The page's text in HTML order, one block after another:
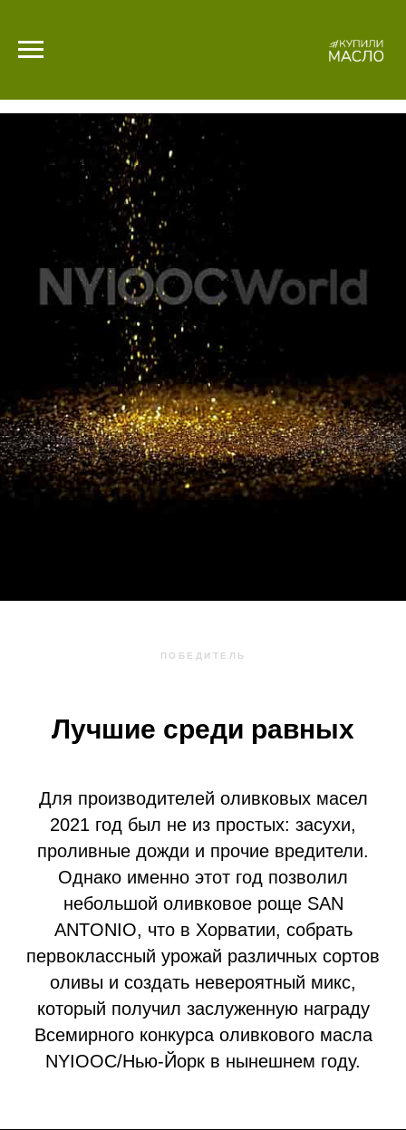
ПОБЕДИТЕЛЬ
Лучшие среди равных
Для производителей оливковых масел
2021 год был не из простых: засухи,
проливные дожди и прочие вредители.
Однако именно этот год позволил
небольшой оливковое роще SAN
ANTONIO, что в Хорватии, собрать
первоклассный урожай различных сортов
оливы и создать невероятный микс,
который получил заслуженную награду
Всемирного конкурса оливкового масла
NYIOOC/Нью-Йорк в нынешнем году.